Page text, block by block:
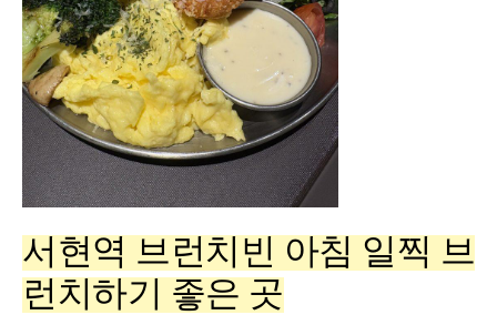
서현역 브런치빈 아침 일찍 브
런치하기 좋은 곳